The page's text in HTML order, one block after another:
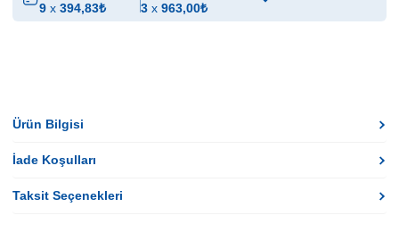
9 x 394,83₺
3 x 963,00₺
Ürün Bilgisi
İade Koşulları
Taksit Seçenekleri